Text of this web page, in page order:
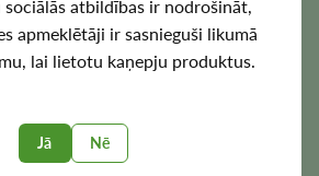
sociālās atbildības ir nodrošināt,
apmeklētāji ir sasnieguši likumā
lai lietotu kaņepju produktus.
Jā Nē
plānošana
pārvaldība
laika samazināšana